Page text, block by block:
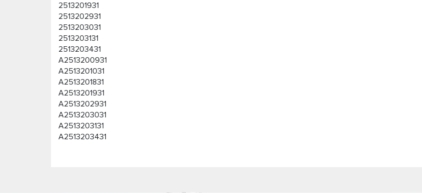
2513201931
2513202931
2513203031
2513203131
2513203431
A2513200931
A2513201031
A2513201831
A2513201931
A2513202931
A2513203031
A2513203131
A2513203431